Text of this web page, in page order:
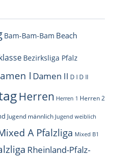
Bam-Bam-Bam Beach
Bezirksliga Pfalz
I Damen II D I D II
Herren Herren 1 Herren 2
Jugend männlich Jugend weiblich
A Pfalzliga Mixed B1
Rheinland-Pfalz-